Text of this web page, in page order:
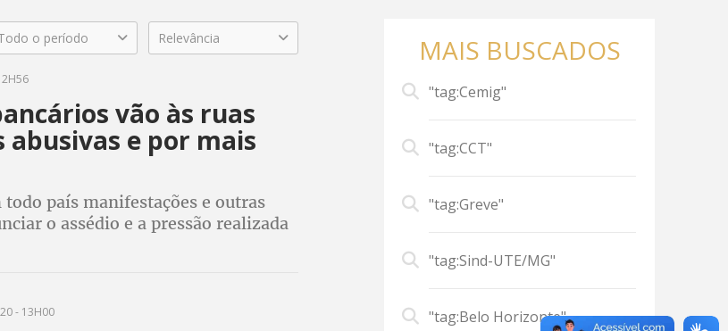
o período Relevância
vão às ruas
e por mais
país manifestações e outras
o assédio e a pressão realizada
- 13H00
MAIS BUSCADOS
"tag:Cemig"
"tag:CCT"
"tag:Greve"
"tag:Sind-UTE/MG"
"tag:Belo Horizonte"